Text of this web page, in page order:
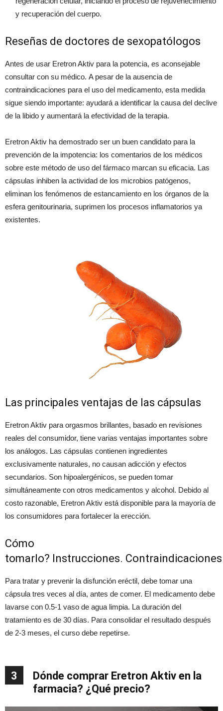
y recuperación del cuerpo.
Reseñas de doctores de sexopatólogos
Antes de usar Eretron Aktiv para la potencia, es aconsejable
consultar con su médico. A pesar de la ausencia de
contraindicaciones para el uso del medicamento, esta medida
sigue siendo importante: ayudará a identificar la causa del declive
de la libido y aumentará la efectividad de la terapia.
Eretron Aktiv ha demostrado ser un buen candidato para la
prevención de la impotencia: los comentarios de los médicos
sobre este método de uso del fármaco marcan su eficacia. Las
cápsulas inhiben la actividad de los microbios patógenos,
eliminan los fenómenos de estancamiento en los órganos de la
esfera genitourinaria, suprimen los procesos inflamatorios ya
existentes.
Las principales ventajas de las cápsulas
Eretron Aktiv para orgasmos brillantes, basado en revisiones
reales del consumidor, tiene varias ventajas importantes sobre
los análogos. Las cápsulas contienen ingredientes
exclusivamente naturales, no causan adicción y efectos
secundarios. Son hipoalergénicos, se pueden tomar
simultáneamente con otros medicamentos y alcohol. Debido al
costo razonable, Eretron Aktiv está disponible para la mayoría de
los consumidores para fortalecer la erección.
Cómo
tomarlo? Instrucciones. Contraindicaciones
Para tratar y prevenir la disfunción eréctil, debe tomar una
cápsula tres veces al día, antes de comer. El medicamento debe
lavarse con 0.5-1 vaso de agua limpia. La duración del
tratamiento es de 30 días. Para consolidar el resultado después
de 2-3 meses, el curso debe repetirse.
3
Dónde comprar Eretron Aktiv en la
farmacia? ¿Qué precio?